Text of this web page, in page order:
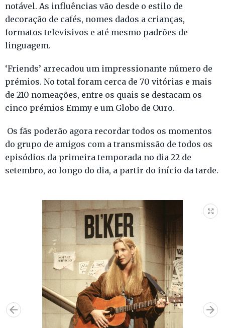
notável. As influências vão desde o estilo de
decoração de cafés, nomes dados a crianças,
formatos televisivos e até mesmo padrões de
linguagem.
‘Friends’ arrecadou um impressionante número de
prémios. No total foram cerca de 70 vitórias e mais
de 210 nomeações, entre os quais se destacam os
cinco prémios Emmy e um Globo de Ouro.
Os fãs poderão agora recordar todos os momentos
do grupo de amigos com a transmissão de todos os
episódios da primeira temporada no dia 22 de
setembro, ao longo do dia, a partir do início da tarde.